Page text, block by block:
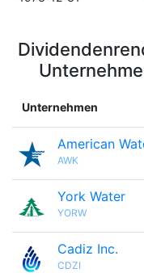
Unternehmen
American
AWK
York Water
YORW
Cadiz Inc.
CDZI